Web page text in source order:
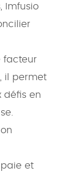
Imfusio
facteur
il permet
défis en
et